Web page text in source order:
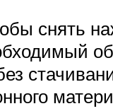
снять